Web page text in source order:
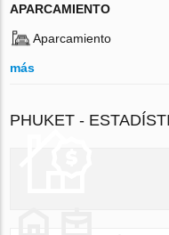
APARCAMIENTO
Aparcamiento
más
PHUKET -